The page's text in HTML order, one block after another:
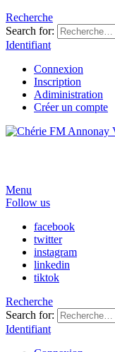
Recherche
Search for:
Identifiant
Connexion
Inscription
Adiministration
Créer un compte
Menu
Follow us
facebook
twitter
instagram
linkedin
tiktok
Recherche
Search for:
Identifiant